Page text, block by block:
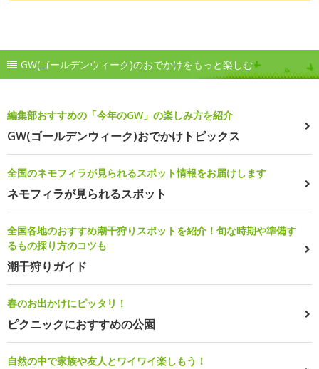
GW(ゴールデンウィーク)のおでかけをもっと楽しむ
編集部おすすめの「今年のGW」の楽しみ方を紹介
GW(ゴールデンウィーク)おでかけトピックス
全国のネモフィラが見られるスポット情報をお届けします
ネモフィラが見られるスポット
全国各地のおすすめ潮干狩りスポットを紹介！旬な時期や準備す
るもの採り方のコツも
潮干狩りガイド
春のお出かけにピッタリ！
ピクニックにおすすめの公園
自然の中で家族や友人とワイワイ楽しもう！